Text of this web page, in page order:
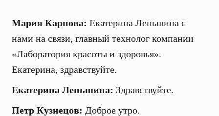
Мария Карпова: Екатерина Леньшина с
нами на связи, главный технолог компании
«Лаборатория красоты и здоровья».
Екатерина, здравствуйте.
Екатерина Леньшина: Здравствуйте.
Петр Кузнецов: Доброе утро.